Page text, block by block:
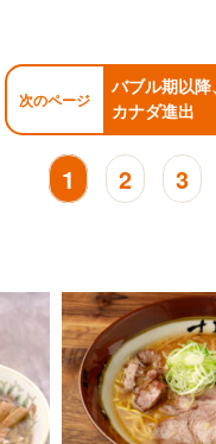
次のページ
バブル期以降
カナダ進出
1 2 3